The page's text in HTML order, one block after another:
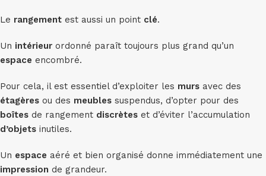
Le rangement est aussi un point clé.
Un intérieur ordonné paraît toujours plus grand qu’un
espace encombré.
Pour cela, il est essentiel d’exploiter les murs avec des
étagères ou des meubles suspendus, d’opter pour des
boîtes de rangement discrètes et d’éviter l’accumulation
d’objets inutiles.
Un espace aéré et bien organisé donne immédiatement une
impression de grandeur.